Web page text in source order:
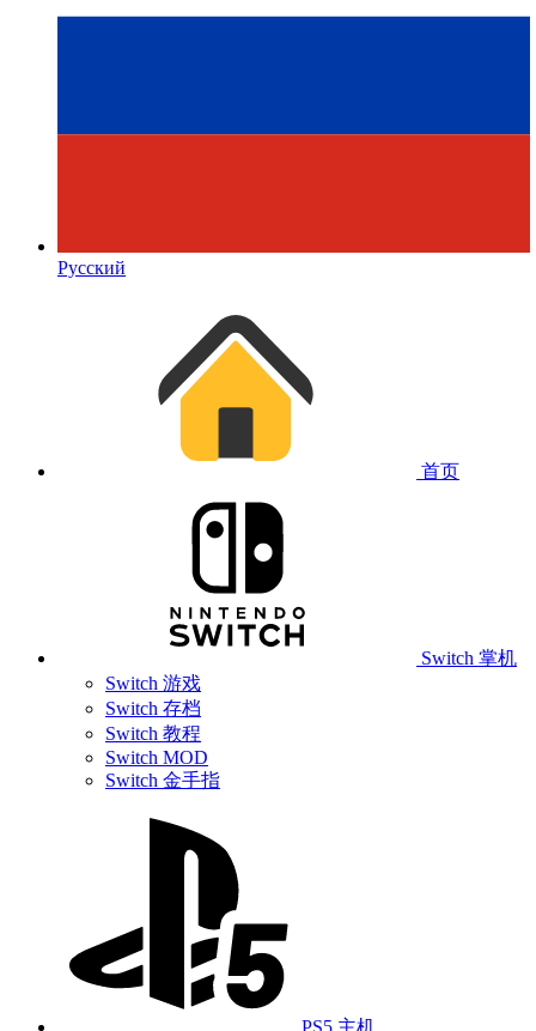
Русский
首页
Switch 掌机
Switch 游戏
Switch 存档
Switch 教程
Switch MOD
Switch 金手指